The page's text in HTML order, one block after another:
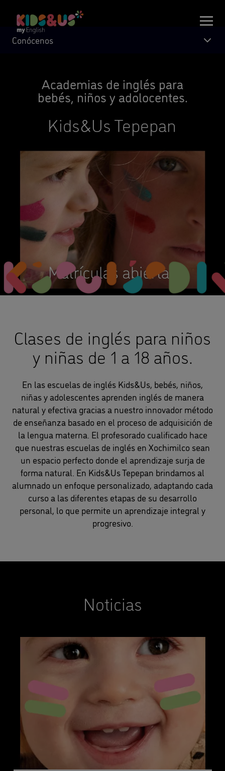
Academias de inglés para
bebés, niños y adolocentes.
Kids&Us Tepepan
Conócenos
Clases de inglés para niños
y niñas de 1 a 18 años.
En las escuelas de inglés Kids&Us, bebés, niños,
niñas y adolescentes aprenden inglés de manera
natural y efectiva gracias a nuestro innovador método
de enseñanza basado en el proceso de adquisición de
la lengua materna. El profesorado cualificado hace
que nuestras escuelas de inglés en Xochimilco sean
un espacio perfecto donde el aprendizaje surja de
forma natural. En Kids&Us Tepepan brindamos al
alumnado un enfoque personalizado, adaptando cada
curso a las diferentes etapas de su desarrollo
personal, lo que permite un aprendizaje integral y
progresivo.
Noticias